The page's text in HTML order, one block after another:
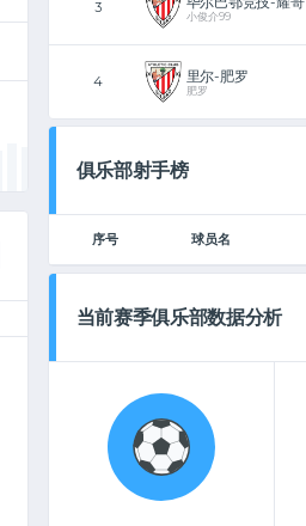
3 小俊介99
4 里尔-肥罗
肥罗
俱乐部射手榜
序号 球员名
当前赛季俱乐部数据分析